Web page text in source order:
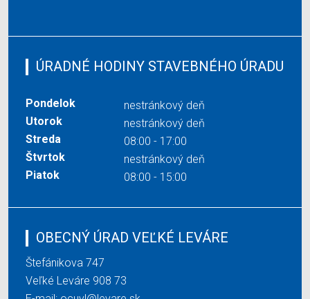
ÚRADNÉ HODINY STAVEBNÉHO ÚRADU
Pondelok
nestránkový deň
Utorok
nestránkový deň
Streda
08:00 - 17:00
Štvrtok
nestránkový deň
Piatok
08:00 - 15:00
OBECNÝ ÚRAD VEĽKÉ LEVÁRE
Štefánikova 747
Veľké Leváre 908 73